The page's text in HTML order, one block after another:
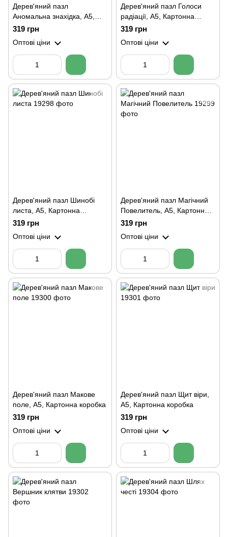
Дерев'яний пазл
Аномальна знахідка, А5,
Картонна коробка
319 грн
Оптові ціни
Дерев'яний пазл Голоси
радіації, А5, Картонна
коробка
319 грн
Оптові ціни
Дерев'яний пазл Шинобі
листа, А5, Картонна
коробка
319 грн
Оптові ціни
Дерев'яний пазл Магічний
Повелитель, А5, Картонна
коробка
319 грн
Оптові ціни
Дерев'яний пазл Макове
поле, А5, Картонна коробка
319 грн
Оптові ціни
Дерев'яний пазл Щит віри,
А5, Картонна коробка
319 грн
Оптові ціни